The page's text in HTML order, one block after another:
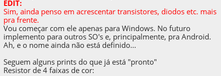
EDIT:
Sim, ainda penso em acrescentar transistores, diodos etc. mais
pra frente.
Vou começar com ele apenas para Windows. No futuro
implemento para outros SO's e, principalmente, pra Android.
Ah, e o nome ainda não está definido...
Seguem alguns prints do que já está "pronto"
Resistor de 4 faixas de cor: